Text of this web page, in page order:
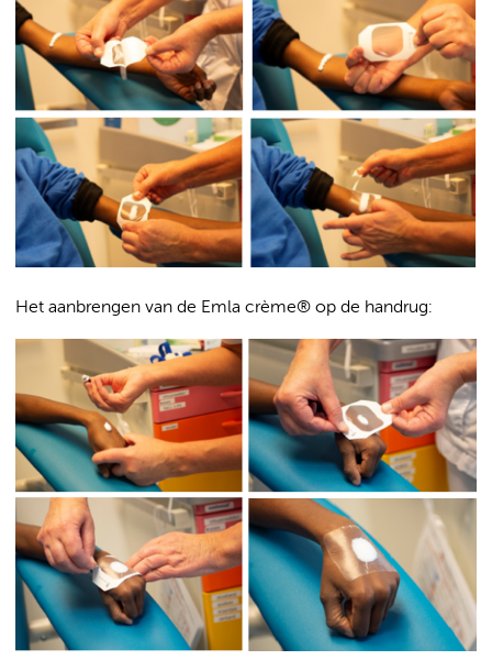
Het aanbrengen van de Emla crème® op de handrug: